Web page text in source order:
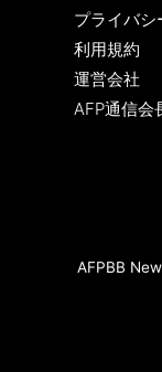
プライバシ
利用規約
運営会社
AFP通信会
AFPBB